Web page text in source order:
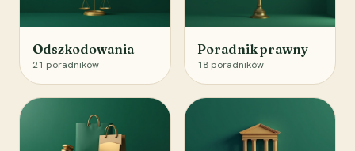
Odszkodowania
21 poradników
Poradnik prawny
18 poradników